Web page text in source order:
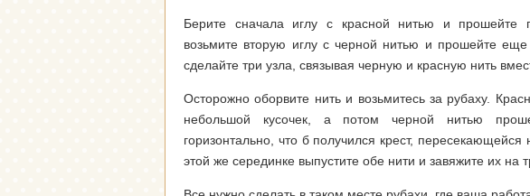
Берите сначала иглу с красной нитью и прошейте
возьмите вторую иглу с черной нитью и прошейте
сделайте три узла, связывая черную и красную нить
Осторожно оборвите нить и возьмитесь за рубаху.
небольшой кусочек, а потом черной нитью
горизонтально, что б получился крест,
этой же серединке выпустите обе нити и завяжите их на